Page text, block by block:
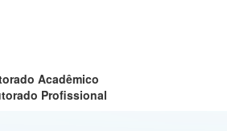
Acadêmico
Profissional